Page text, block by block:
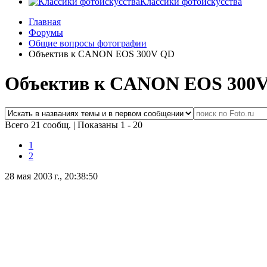
Главная
Форумы
Общие вопросы фотографии
Объектив к CANON EOS 300V QD
Объектив к CANON EOS
Всего 21 сообщ. | Показаны 1 - 20
1
2
28 мая 2003 г., 20:38:50